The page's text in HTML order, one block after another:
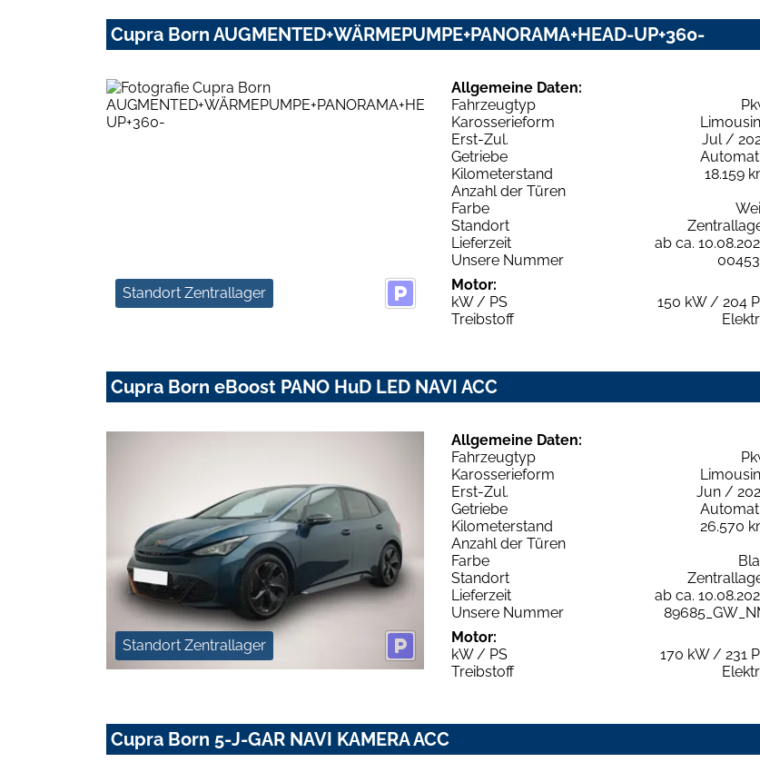
Cupra Born AUGMENTED+WÄRMEPUMPE+PANORAMA+HEAD-UP+360-
Standort Zentrallager
Allgemeine Daten:
Fahrzeugtyp
Karosserieform
Erst-Zul.
Jul /
Getriebe
Kilometerstand
18.159
Anzahl der Türen
Farbe
Standort
Lieferzeit
ab ca.
Unsere Nummer
Motor:
kW / PS
150 kW / 204
Treibstoff
Cupra Born eBoost PANO HuD LED NAVI ACC
Standort Zentrallager
Allgemeine Daten:
Fahrzeugtyp
Karosserieform
Erst-Zul.
Jun /
Getriebe
Kilometerstand
26.570
Anzahl der Türen
Farbe
Standort
Lieferzeit
ab ca.
Unsere Nummer
Motor:
kW / PS
170 kW / 231
Treibstoff
Cupra Born 5-J-GAR NAVI KAMERA ACC